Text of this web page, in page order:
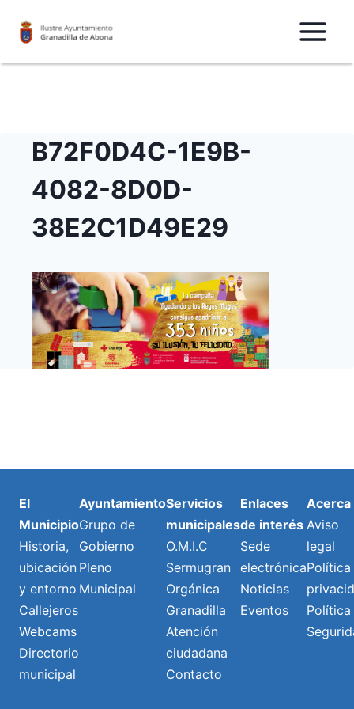
B72F0D4C-1E9B-
4082-8D0D-
38E2C1D49E29
El
Municipio
Historia,
ubicación
y entorno
Callejeros
Webcams
Directorio
municipal
Ayuntamiento
Grupo de
Gobierno
Pleno
Municipal
Servicios
municipales
O.M.I.C
Sermugran
Orgánica
Granadilla
Atención
ciudadana
Contacto
Enlaces
de interés
Sede
electrónica
Noticias
Eventos
Acerca
Aviso
legal
Política
Política